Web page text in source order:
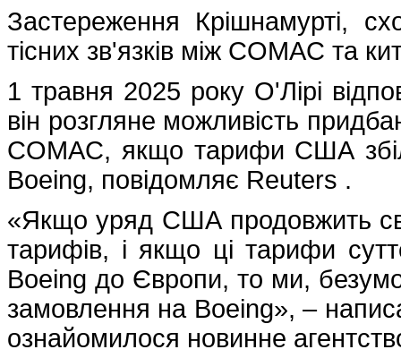
Застереження Крішнамурті,
тісних зв'язків між COMAC та
1 травня 2025 року О'Лірі
він розгляне можливість
COMAC, якщо тарифи США
Boeing, повідомляє Reuters .
«Якщо уряд США продовжить
тарифів, і якщо ці тарифи
Boeing до Європи, то ми,
замовлення на Boeing», –
ознайомилося новинне